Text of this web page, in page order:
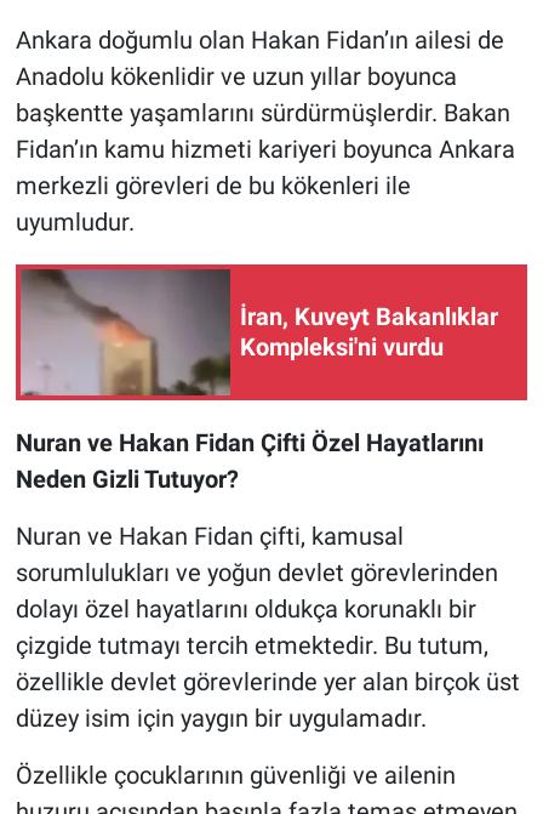
Ankara doğumlu olan Hakan Fidan’ın ailesi de
Anadolu kökenlidir ve uzun yıllar boyunca
başkentte yaşamlarını sürdürmüşlerdir. Bakan
Fidan’ın kamu hizmeti kariyeri boyunca Ankara
merkezli görevleri de bu kökenleri ile
uyumludur.
İran, Kuveyt Bakanlıklar
Kompleksi'ni vurdu
Nuran ve Hakan Fidan Çifti Özel Hayatlarını
Neden Gizli Tutuyor?
Nuran ve Hakan Fidan çifti, kamusal
sorumlulukları ve yoğun devlet görevlerinden
dolayı özel hayatlarını oldukça korunaklı bir
çizgide tutmayı tercih etmektedir. Bu tutum,
özellikle devlet görevlerinde yer alan birçok üst
düzey isim için yaygın bir uygulamadır.
Özellikle çocuklarının güvenliği ve ailenin